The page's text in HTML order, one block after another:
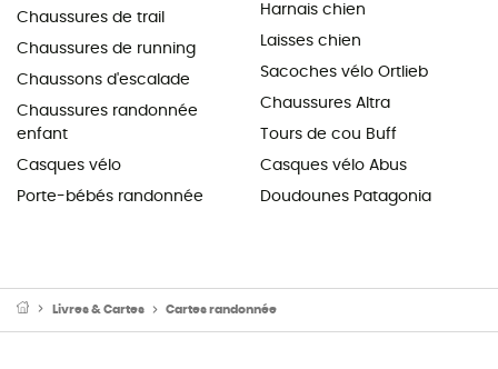
Chaussures de trail
Chaussures de running
Chaussons d'escalade
Chaussures randonnée
enfant
Casques vélo
Porte-bébés randonnée
Harnais chien
Laisses chien
Sacoches vélo Ortlieb
Chaussures Altra
Tours de cou Buff
Casques vélo Abus
Doudounes Patagonia
Livres & Cartes Cartes randonnée